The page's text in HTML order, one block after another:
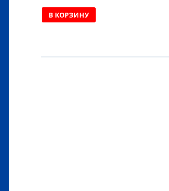
В КОРЗИНУ